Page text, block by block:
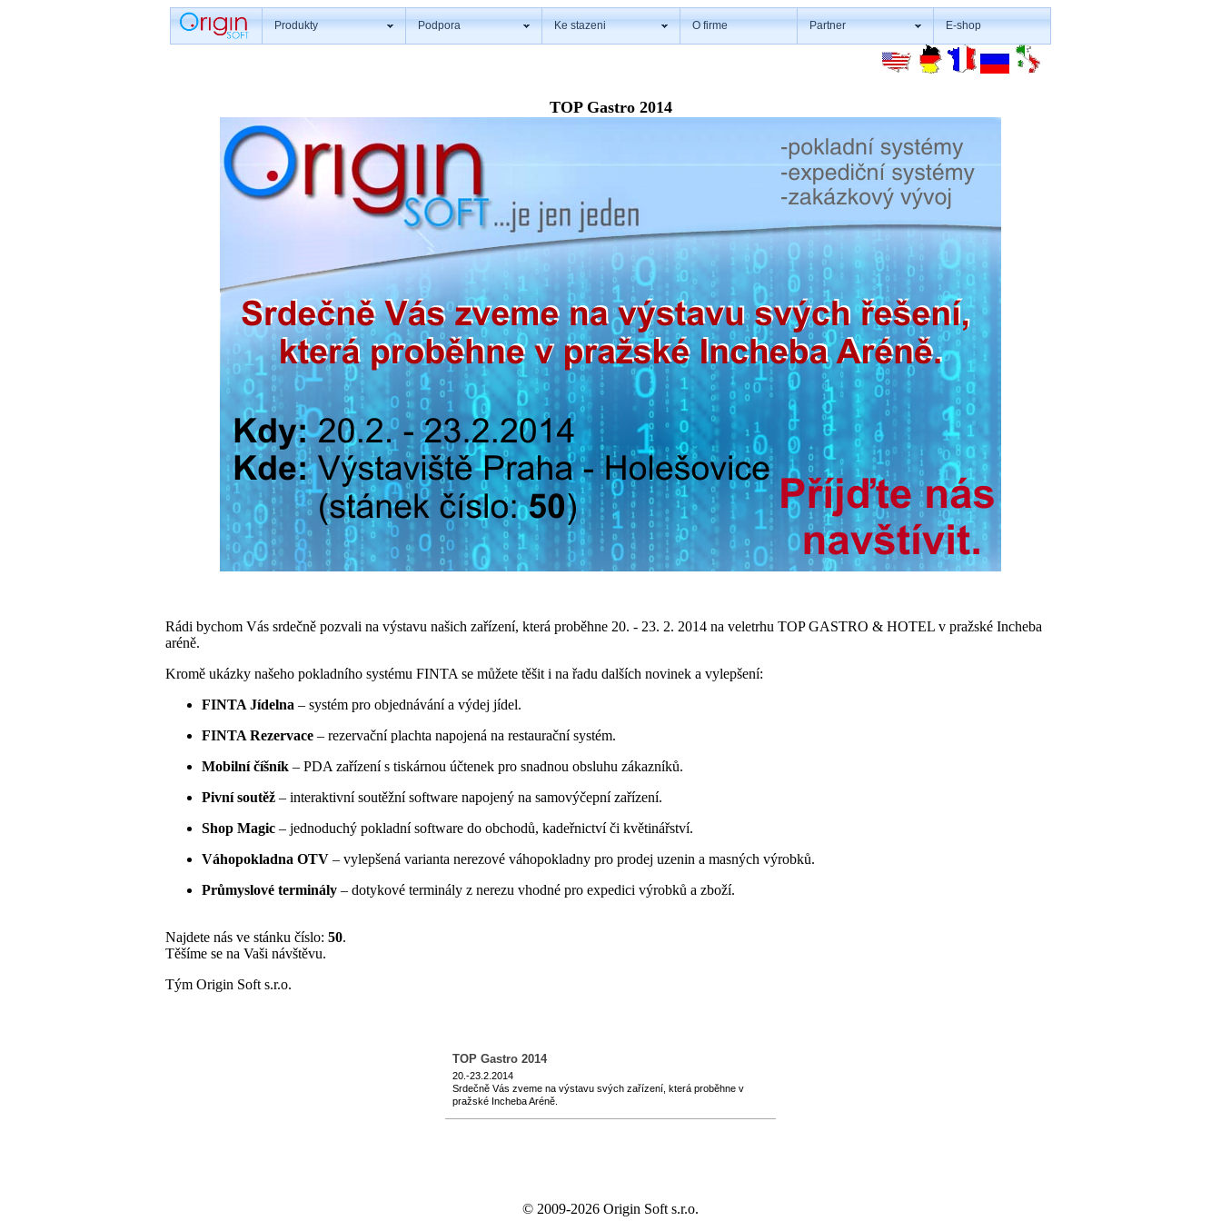
Produkty Podpora Ke stazeni O firme Partner E-shop
TOP Gastro 2014
Rádi bychom Vás srdečně pozvali na výstavu našich zařízení, která proběhne 20. - 23. 2. 2014 na veletrhu TOP GASTRO & HOTEL v pražské Incheba
aréně.
Kromě ukázky našeho pokladního systému FINTA se můžete těšit i na řadu dalších novinek a vylepšení:
FINTA Jídelna – systém pro objednávání a výdej jídel.
FINTA Rezervace – rezervační plachta napojená na restaurační systém.
Mobilní číšník – PDA zařízení s tiskárnou účtenek pro snadnou obsluhu zákazníků.
Pivní soutěž – interaktivní soutěžní software napojený na samovýčepní zařízení.
Shop Magic – jednoduchý pokladní software do obchodů, kadeřnictví či květinářství.
Váhopokladna OTV – vylepšená varianta nerezové váhopokladny pro prodej uzenin a masných výrobků.
Průmyslové terminály – dotykové terminály z nerezu vhodné pro expedici výrobků a zboží.
Najdete nás ve stánku číslo: 50.
Těšíme se na Vaši návštěvu.
Tým Origin Soft s.r.o.
TOP Gastro 2014
20.-23.2.2014
Srdečně Vás zveme na výstavu svých zařízení, která proběhne v
pražské Incheba Aréně.
© 2009-2026 Origin Soft s.r.o.